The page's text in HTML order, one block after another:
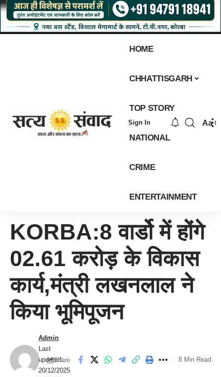
HOME
CHHATTISGARH
TOP STORY
NATIONAL
CRIME
ENTERTAINMENT
Sign In Aa
KORBA:8 वार्डो में होंगे
02.61 करोड़ के विकास
कार्य,मंत्री लखनलाल ने
किया भूमिपूजन
Last
updated:
20/12/2025
Admin
Share 8 Min Read